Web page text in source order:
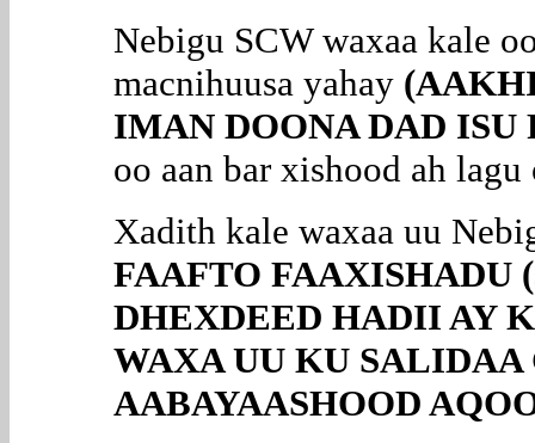
Nebigu SCW waxaa kale
macnihuusa yahay
IMAN DOONA DAD
oo aan bar xishood ah lagu
Xadith kale waxaa uu
FAAFTO FAAXISHADU
DHEXDEED HADII AY
WAXA UU KU SALIDAA
AABAYAASHOOD